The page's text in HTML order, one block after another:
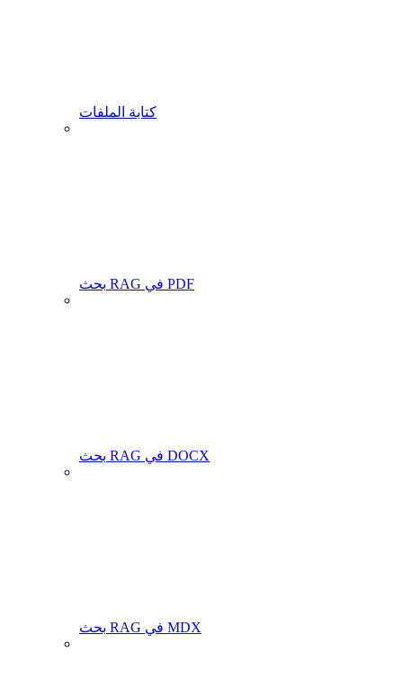
كتابة الملفات
بحث RAG في PDF
بحث RAG في DOCX
بحث RAG في MDX